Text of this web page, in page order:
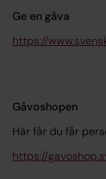
Ge en gåva
https://
Gåvoshopen
Här får du får
https://